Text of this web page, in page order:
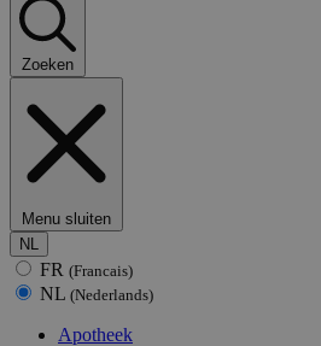
Zoeken
Menu sluiten
NL
FR (Francais)
NL (Nederlands)
Apotheek